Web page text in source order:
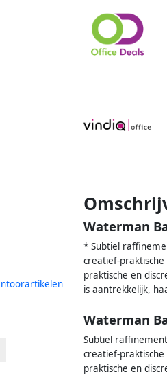
Waterman
* Subtiel
creatief-
praktische en
is aantrekkelijk,
Waterman
Subtiel
creatief-
praktische en